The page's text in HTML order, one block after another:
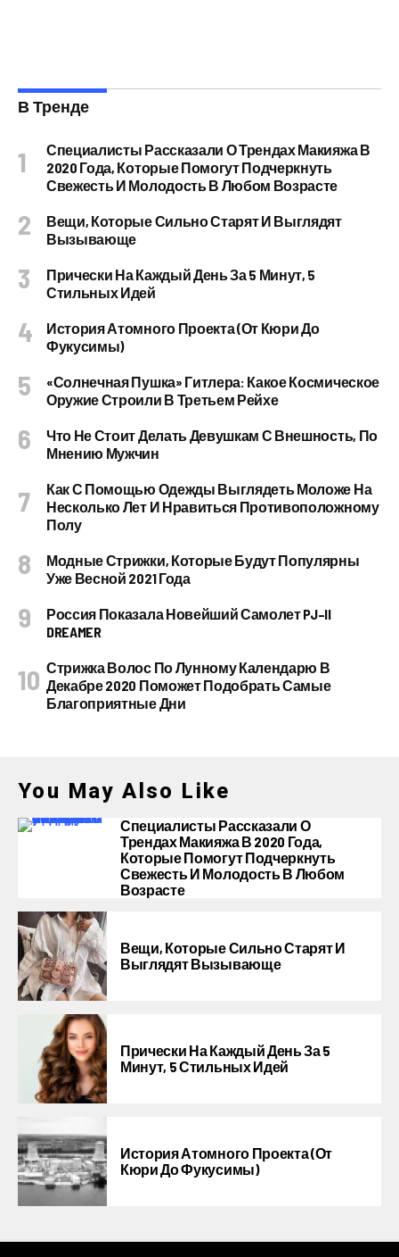
В Тренде
Специалисты Рассказали О Трендах Макияжа В
2020 Года, Которые Помогут Подчеркнуть
Свежесть И Молодость В Любом Возрасте
Вещи, Которые Сильно Старят И Выглядят
Вызывающе
Прически На Каждый День За 5 Минут, 5
Стильных Идей
История Атомного Проекта (от Кюри До
Фукусимы)
«Солнечная Пушка» Гитлера: Какое Космическое
Оружие Строили В Третьем Рейхе
Что Не Стоит Делать Девушкам С Внешность, По
Мнению Мужчин
Как С Помощью Одежды Выглядеть Моложе На
Несколько Лет И Нравиться Противоположному
Полу
Модные Стрижки, Которые Будут Популярны
Уже Весной 2021 Года
Россия Показала Новейший Самолет PJ–II
DREAMER
Стрижка Волос По Лунному Календарю В
Декабре 2020 Поможет Подобрать Самые
Благоприятные Дни
You May Also Like
Специалисты Рассказали О
Трендах Макияжа В 2020 Года,
Которые Помогут Подчеркнуть
Свежесть И Молодость В Любом
Возрасте
Вещи, Которые Сильно Старят И
Выглядят Вызывающе
Прически На Каждый День За 5
Минут, 5 Стильных Идей
История Атомного Проекта (от
Кюри До Фукусимы)